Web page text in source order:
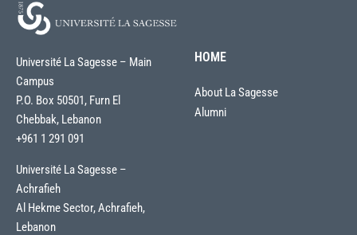
Université La Sagesse – Main
Campus
P.O. Box 50501, Furn El
Chebbak, Lebanon
+961 1 291 091
Université La Sagesse –
Achrafieh
Al Hekme Sector, Achrafieh,
Lebanon
HOME
About La Sagesse
Alumni